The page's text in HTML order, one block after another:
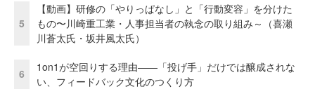
5
【動画】研修の「やりっぱなし」と「行動変容」を分けた
もの〜川崎重工業・人事担当者の執念の取り組み～（喜瀬
川蒼太氏・坂井風太氏）
6
1on1が空回りする理由——「投げ手」だけでは醸成されな
い、フィードバック文化のつくり方